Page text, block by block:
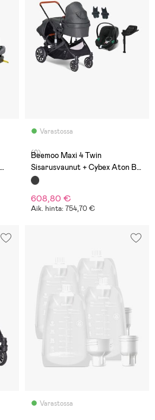
Varastossa
(0)
Beemoo Maxi 4 Twin
Sisarusvaunut + Cybex Aton B2
& Telakka, Black/Volcano Black
608,80 €
Aik. hinta: 754,70 €
Varastossa